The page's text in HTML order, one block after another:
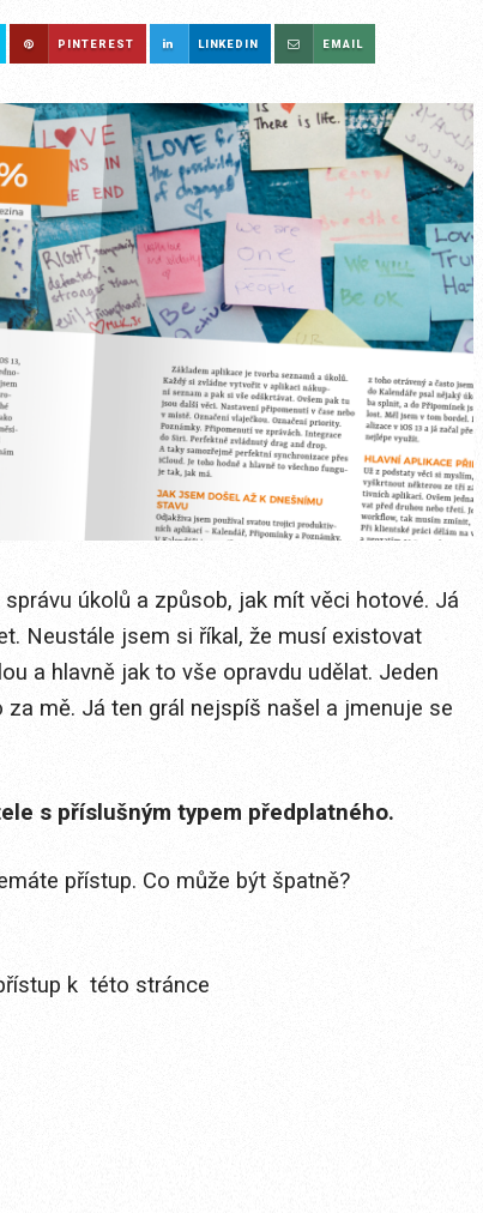
PINTEREST LINKEDIN EMAIL
úkolů a způsob, jak mít věci hotové. Já
Neustále jsem si říkal, že musí existovat
a hlavně jak to vše opravdu udělat. Jeden
mě. Já ten grál nejspíš našel a jmenuje se
s příslušným typem předplatného.
přístup. Co může být špatně?
k této stránce